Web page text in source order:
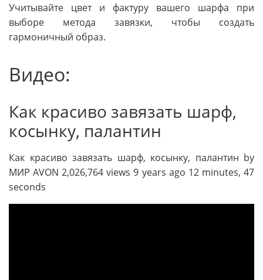
Учитывайте цвет и фактуру вашего шарфа при
выборе метода завязки, чтобы создать
гармоничный образ.
Видео:
Как красиво завязать шарф,
косынку, палантин
Как красиво завязать шарф, косынку, палантин by
МИР AVON 2,026,764 views 9 years ago 12 minutes, 47
seconds